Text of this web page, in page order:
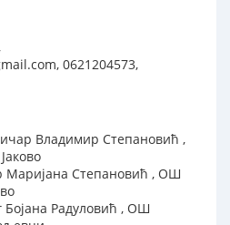
0621204573,
Владимир Степановић ,
Степановић , ОШ
Радуловић , ОШ